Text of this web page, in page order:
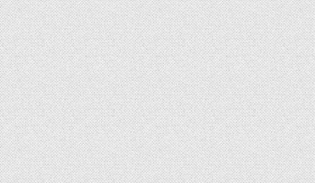
Show Episodes List